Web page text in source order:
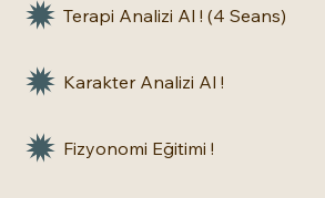
Karakter Analizi Al !
Terapi Analizi Al ! (4 Seans)
Fizyonomi Eğitimi !